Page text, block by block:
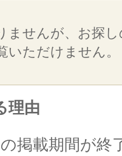
ませんが、お探し
いただけません。
理由
掲載期間が終